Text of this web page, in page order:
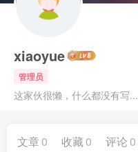
xiaoyue
管理员
这家伙很懒，什么都没有写...
文章0 收藏 0 评论 0